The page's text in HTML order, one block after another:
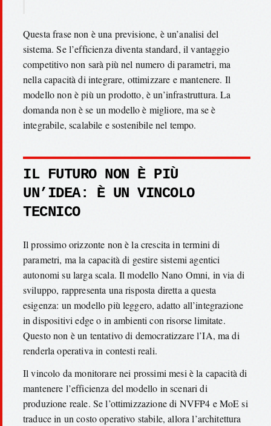
Questa frase non è una previsione, è un’analisi del
sistema. Se l’efficienza diventa standard, il vantaggio
competitivo non sarà più nel numero di parametri, ma
nella capacità di integrare, ottimizzare e mantenere. Il
modello non è più un prodotto, è un’infrastruttura. La
domanda non è se un modello è migliore, ma se è
integrabile, scalabile e sostenibile nel tempo.
IL FUTURO NON È PIÙ
UN’IDEA: È UN VINCOLO
TECNICO
Il prossimo orizzonte non è la crescita in termini di
parametri, ma la capacità di gestire sistemi agentici
autonomi su larga scala. Il modello Nano Omni, in via di
sviluppo, rappresenta una risposta diretta a questa
esigenza: un modello più leggero, adatto all’integrazione
in dispositivi edge o in ambienti con risorse limitate.
Questo non è un tentativo di democratizzare l’IA, ma di
renderla operativa in contesti reali.
Il vincolo da monitorare nei prossimi mesi è la capacità di
mantenere l’efficienza del modello in scenari di
produzione reale. Se l’ottimizzazione di NVFP4 e MoE si
traduce in un costo operativo stabile, allora l’architettura